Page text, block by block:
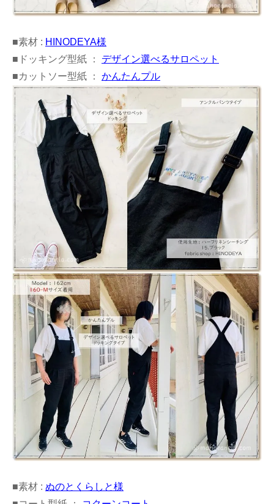
■素材 : HINODEYA様
■ドッキング型紙 ： デザイン選べるサロペット
■カットソー型紙 ： かんたんプル
■素材 : ぬのとくらしと様